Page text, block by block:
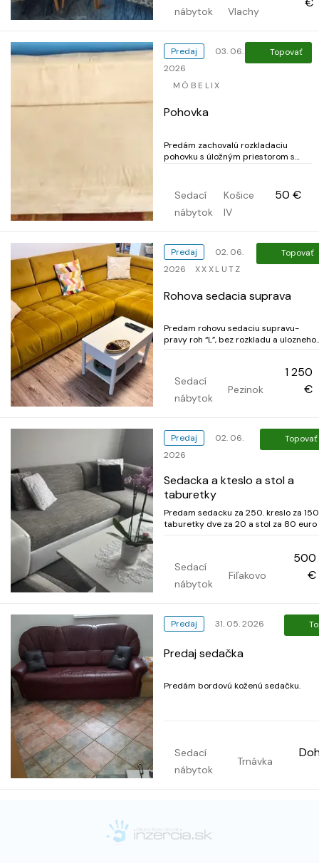
nábytok
Vlachy
Predaj
03. 06.
2026
MÖBELIX
Topovať
Pohovka
Predám zachovalú rozkladaciu
pohovku s úložným priestorom s
rozklade na spanie s rozmermi 200
cm x 140 cm. Iba osobný odber.
Sedací
nábytok
Košice
IV
50 €
Predaj
02. 06.
2026
XXXLUTZ
Topovať
Rohova sedacia suprava
Predam rohovu sedaciu supravu-
pravy roh “L”, bez rozkladu a ulozneho
neposkodena. Predavame lebo nam uz
nevyhovuje strana rohu po
prestahovani. Osobny odber Pezinok.
Sedací
nábytok
Pezinok
1 250
€
Predaj
02. 06.
2026
Topovať
Sedacka a kteslo a stol a
taburetky
Predam sedacku za 250. kreslo za
taburetky dve za 20 a stol za 80 euro
Sedací
nábytok
Fiľakovo
500
€
Predaj 31. 05. 2026
Predaj sedačka
Predám bordovú koženú sedačku.
Sedací
nábytok
Trnávka